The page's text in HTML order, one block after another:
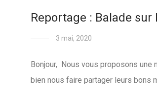
Reportage : Balade sur
3 mai, 2020
Bonjour, Nous vous proposons
bien nous faire partager leurs bons